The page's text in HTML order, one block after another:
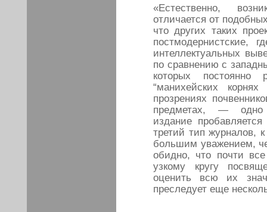
«Естественно,
отличается от
что других таких
постмодернистские,
интеллектуальных
по сравнению с
которых постоянно
“манихейских
прозрениях
предметах, — одно
издание
третий тип журналов,
большим уважением,
обидно, что почти
узкому кругу
оценить всю их
преследует еще